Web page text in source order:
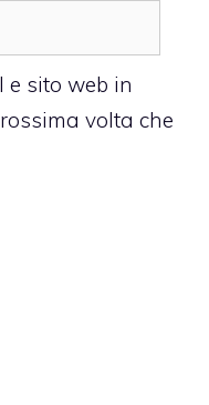
e sito web in
volta che